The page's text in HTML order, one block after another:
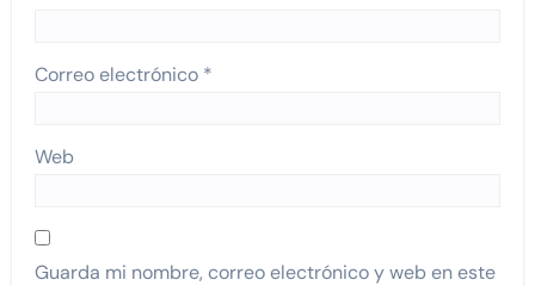
Correo electrónico *
Web
Guarda mi nombre, correo electrónico y web en este